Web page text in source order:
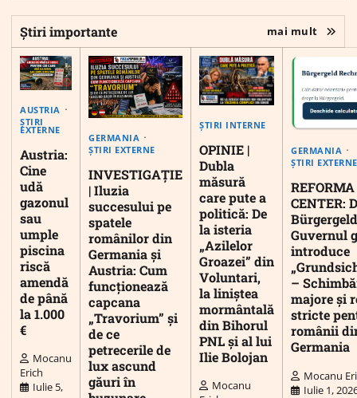
Știri importante mai mult
AUSTRIA
ȘTIRI
EXTERNE
Austria:
Cine
udă
gazonul
sau
umple
piscina
riscă
amendă
de până
la 1.000
€
Mocanu
Erich
Iulie 5,
GERMANIA
ȘTIRI EXTERNE
INVESTIGAȚIE
| Iluzia
succesului pe
spatele
românilor din
Germania și
Austria: Cum
funcționează
capcana
„Travorium” și
de ce
petrecerile de
lux ascund
găuri în
ȘTIRI INTERNE
OPINIE |
Dubla
măsură
care pute a
politică: De
la isteria
„Azilelor
Groazei” din
Voluntari,
la liniștea
mormântală
din Bihorul
PNL și al lui
Ilie Bolojan
Mocanu
GERMANIA
ȘTIRI EXTERNE
CENTER:
Guvernul
introduce
–
majore și
stricte
românii
Germania
Mocanu
Iulie 1,